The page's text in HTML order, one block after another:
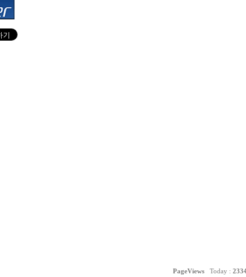
PageViews Today :